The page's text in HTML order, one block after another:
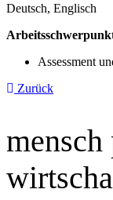
Deutsch, Englisch
Assessment
Zurück